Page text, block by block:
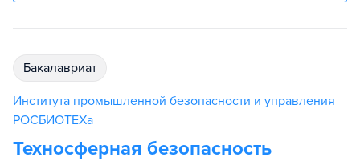
бакалавриат
Института промышленной безопасности и управления
РОСБИОТЕХа
Техносферная безопасность